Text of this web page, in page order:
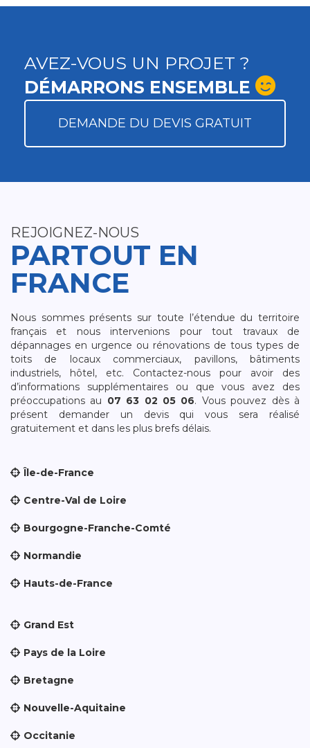
AVEZ-VOUS UN PROJET ?
DÉMARRONS ENSEMBLE
DEMANDE DU DEVIS GRATUIT
REJOIGNEZ-NOUS
PARTOUT EN
FRANCE
Nous sommes présents sur toute l’étendue du territoire
français et nous intervenions pour tout travaux de
dépannages en urgence ou rénovations de tous types de
toits de locaux commerciaux, pavillons, bâtiments
industriels, hôtel, etc. Contactez-nous pour avoir des
d’informations supplémentaires ou que vous avez des
préoccupations au 07 63 02 05 06. Vous pouvez dès à
présent demander un devis qui vous sera réalisé
gratuitement et dans les plus brefs délais.
Île-de-France
Centre-Val de Loire
Bourgogne-Franche-Comté
Normandie
Hauts-de-France
Grand Est
Pays de la Loire
Bretagne
Nouvelle-Aquitaine
Occitanie